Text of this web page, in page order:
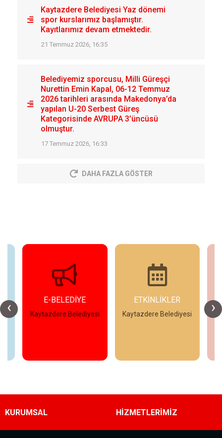
Kaytazdere Belediyesi Yaz dönemi
spor kurslarımız başlamıştır.
Kayıtlarımız devam etmektedir.
21 Temmuz 2026, 16:35
Belediyemiz sporcusu, Milli Güreşçi
Nurettin Emin Kapal, 06-12 Temmuz
2026 tarihleri arasında Makedonya’da
yapılan U-20 Serbest Güreş
Kategorisinde AVRUPA 3’üncüsü
olmuştur.
17 Temmuz 2026, 16:33
DAHA FAZLA GÖSTER
‹ ›
E-BELEDİYE
Kaytazdere Belediyesi
ETKİNLİKLER
Kaytazdere Belediyesi
KURUMSAL HİZMETLERİMİZ